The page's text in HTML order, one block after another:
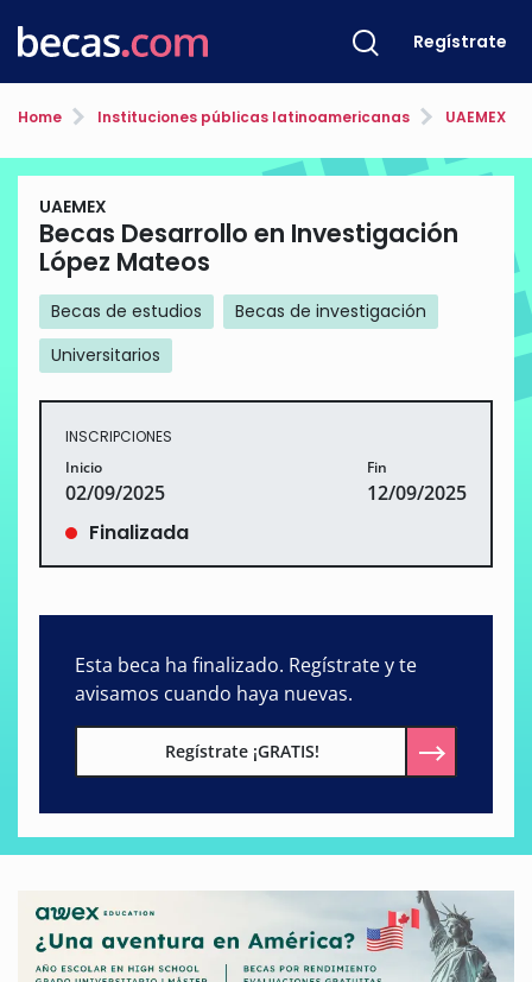
Regístrate
Home Instituciones públicas latinoamericanas UAEMEX
UAEMEX
Becas Desarrollo en Investigación
López Mateos
Becas de estudios
Becas de investigación
Universitarios
INSCRIPCIONES
Inicio
02/09/2025
Fin
12/09/2025
Finalizada
Esta beca ha finalizado. Regístrate y te
avisamos cuando haya nuevas.
Regístrate ¡GRATIS!